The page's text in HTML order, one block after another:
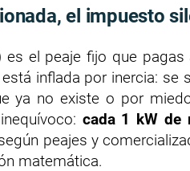
el impuesto
es el peaje fijo que pagas
inflada por inercia: se
ya no existe o por
cada 1 kW de
peajes y
matemática.